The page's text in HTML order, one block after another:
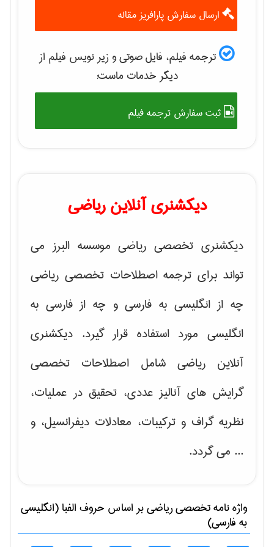
ارسال سفارش پارافریز مقاله
ترجمه فیلم، فایل صوتی و زیر نویس فیلم از
دیگر خدمات ماست:
ثبت سفارش ترجمه فیلم
دیکشنری آنلاین ریاضی
دیکشنری تخصصی ریاضی موسسه البرز می
تواند برای ترجمه اصطلاحات تخصصی ریاضی
چه از انگلیسی به فارسی و چه از فارسی به
انگلیسی مورد استفاده قرار گیرد. دیکشنری
آنلاین ریاضی شامل اصطلاحات تخصصی
گرایش های آنالیز عددی، تحقیق در عملیات،
نظریه گراف و تركیبات، معادلات دیفرانسیل، و
... می گردد.
واژه نامه تخصصیرياضیبر اساس حروف الفبا (انگلیسی
به فارسی)